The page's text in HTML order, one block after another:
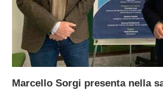
Marcello Sorgi presenta nella